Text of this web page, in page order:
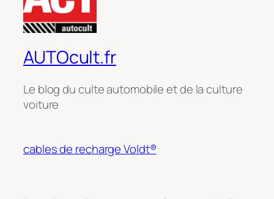
AUTOcult.fr
Le blog du culte automobile et de la culture
voiture
cables de recharge Voldt®